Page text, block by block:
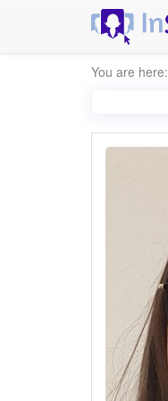
You are here: